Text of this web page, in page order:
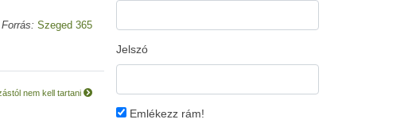
Forrás: Szeged 365
nem kell tartani
Jelszó
Emlékezz rám!